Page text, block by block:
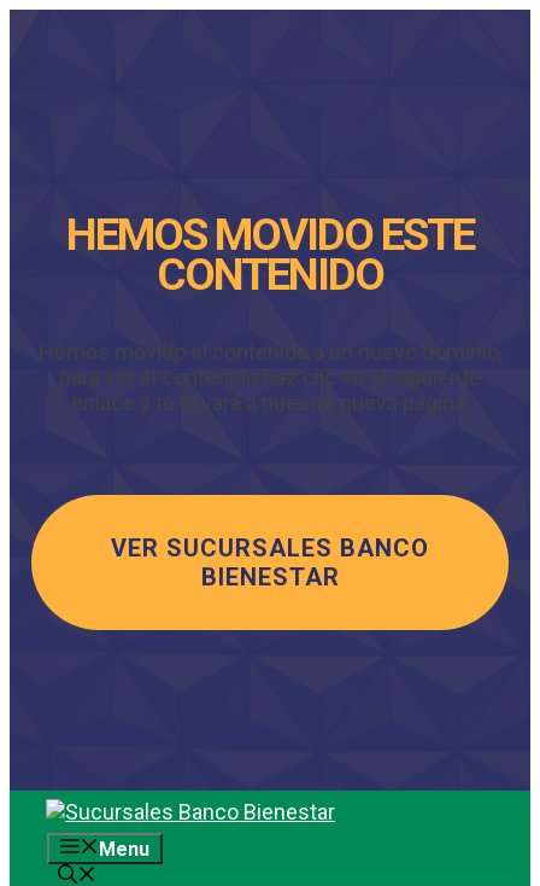
HEMOS MOVIDO ESTE
CONTENIDO
Hemos movido el contenido a un nuevo dominio,
para ver el contenido haz clic en el siguiente
enlace y te llevará a nuestra nueva página.
VER SUCURSALES BANCO
BIENESTAR
Saltar
contenidoMenu